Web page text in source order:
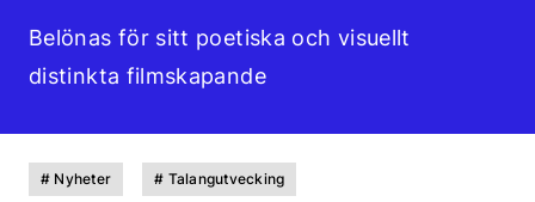
Belönas för sitt poetiska och visuellt
distinkta filmskapande
# Nyheter # Talangutvecking